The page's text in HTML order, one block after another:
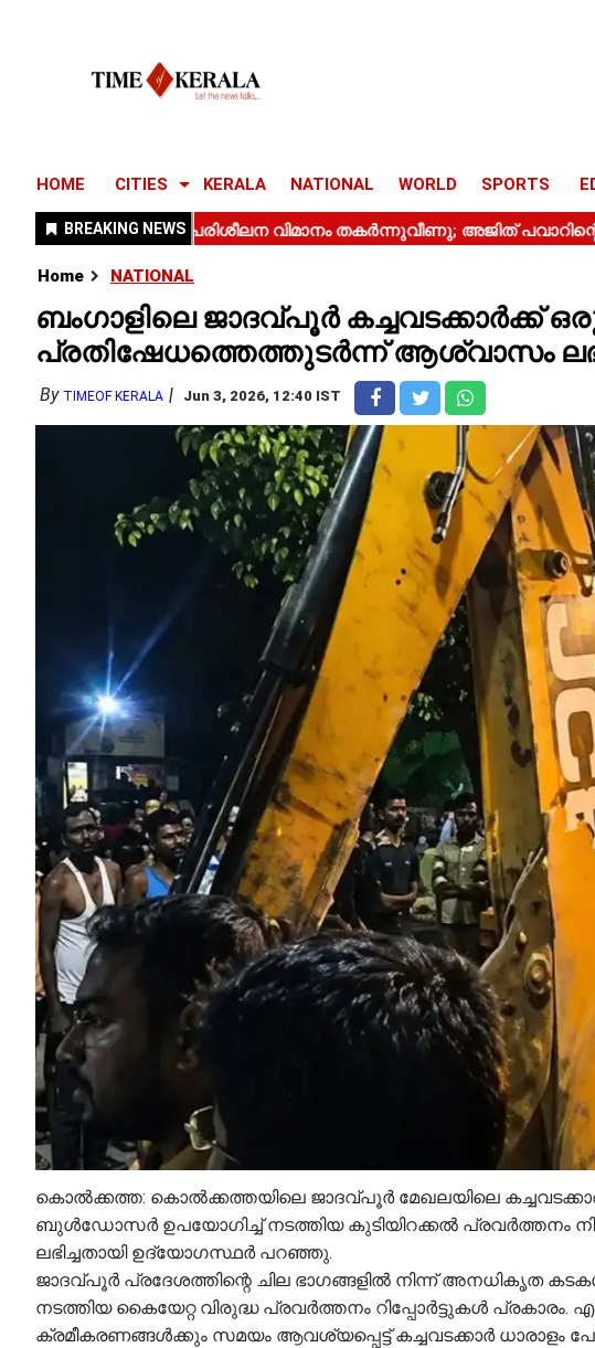
HOME CITIES KERALA NATIONAL WORLD SPORTS
Home NATIONAL
ബംഗാളിലെ ജാദവ്പൂർ കച്ചവടക്കാർക്ക്
പ്രതിഷേധത്തെത്തുടർന്ന് ആശ്വാസം
By TIMEOF KERALA Jun 3, 2026, 12:40 IST
കൊൽക്കത്ത: കൊൽക്കത്തയിലെ ജാദവ്പൂർ മേഖലയിലെ
ബുൾഡോസർ ഉപയോഗിച്ച് നടത്തിയ കുടിയിറക്കൽ പ്രവർത്തനം
ലഭിച്ചതായി ഉദ്യോഗസ്ഥർ പറഞ്ഞു.
ജാദവ്പൂർ പ്രദേശത്തിന്റെ ചില ഭാഗങ്ങളിൽ നിന്ന് അനധികൃത
നടത്തിയ കൈയേറ്റ വിരുദ്ധ പ്രവർത്തനം റിപ്പോർട്ടുകൾ
ക്രമീകരണങ്ങൾക്കും സമയം ആവശ്യപ്പെട്ട് കച്ചവടക്കാർ ധാരാളം